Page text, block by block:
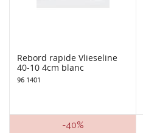
Rebord rapide Vlieseline
40-10 4cm blanc
96 1401
-40%